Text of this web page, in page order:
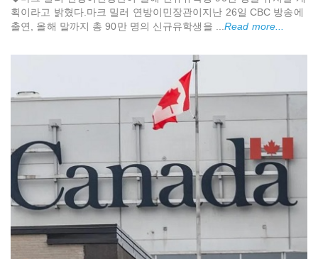
획이라고 밝혔다.마크 밀러 연방이민장관이지난 26일 CBC 방송에
출연, 올해 말까지 총 90만 명의 신규유학생을 ... Read more...